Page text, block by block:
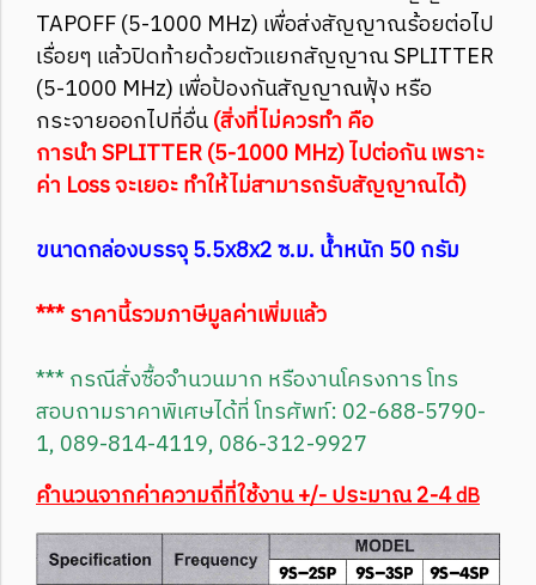
TAPOFF (5-1000 MHz) เพื่อส่งสัญญาณร้อยต่อไป
เรื่อยๆ แล้วปิดท้ายด้วยตัวแยกสัญญาณ SPLITTER
(5-1000 MHz) เพื่อป้องกันสัญญาณฟุ้ง หรือ
กระจายออกไปที่อื่น(สิ่งที่ไม่ควรทำ คือ
การนำ SPLITTER (5-1000 MHz) ไปต่อกัน เพราะ
ค่า Loss จะเยอะ ทำให้ไม่สามารถรับสัญญาณได้)
ขนาดกล่องบรรจุ 5.5x8x2 ซ.ม. น้ำหนัก 50 กรัม
*** ราคานี้รวมภาษีมูลค่าเพิ่มแล้ว
*** กรณีสั่งซื้อจำนวนมาก หรืองานโครงการ โทร
สอบถามราคาพิเศษได้ที่ โทรศัพท์: 02-688-5790-
1, 089-814-4119, 086-312-9927
คำนวนจากค่าความถี่ที่ใช้งาน +/- ประมาณ 2-4dB